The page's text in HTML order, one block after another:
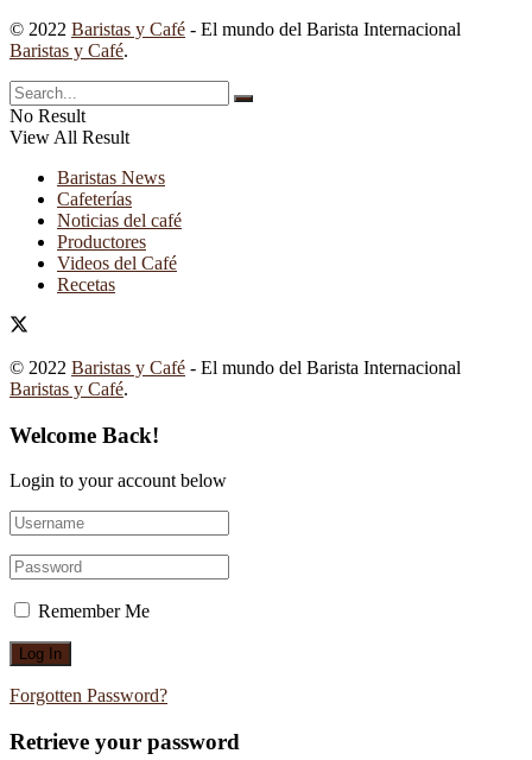
© 2022 Baristas y Café - El mundo del Barista Internacional
Baristas y Café.
No Result
View All Result
Baristas News
Cafeterías
Noticias del café
Productores
Videos del Café
Recetas
© 2022 Baristas y Café - El mundo del Barista Internacional
Baristas y Café.
Welcome Back!
Login to your account below
Remember Me
Forgotten Password?
Retrieve your password